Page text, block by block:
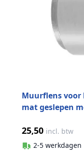
Muurflens voor
mat geslepen
25,50 incl. btw
2-5 werkdagen